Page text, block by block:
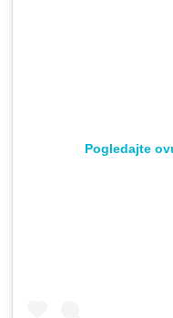
Pogledajte